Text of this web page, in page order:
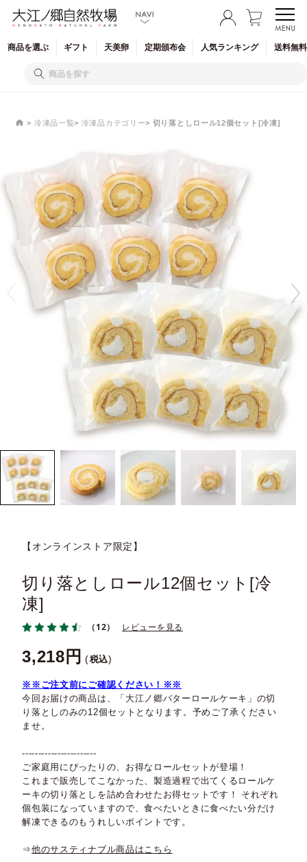
商品を選ぶ ギフト 天美卵 定期頒布会 人気ランキング 送料無
冷凍品一覧 冷凍品カテゴリー 切り落としロール12個セット[冷凍]
【オンラインストア限定】
切り落としロール12個セット[冷
凍]
（12） レビューを見る
3,218 税込
※※ご注文前にご確認ください！※※
今回お届けの商品は、「大江ノ郷バターロールケーキ」の切
り落としのみの12個セットとなります。予めご了承ください
ませ。
-----------------------
ご家庭用にぴったりの、お得なロールセットが登場！
これまで販売してこなかった、製造過程で出てくるロールケ
ーキの切り落としを詰め合わせたお得セットです！ それぞれ
個包装になっていますので、食べたいときに食べたい分だけ
解凍できるのもうれしいポイントです。
⇒他のサスティナブル商品はこちら